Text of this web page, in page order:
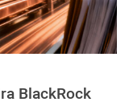
BlackRock